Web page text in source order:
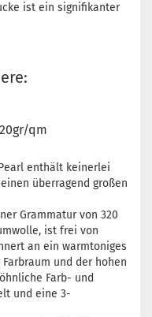
ist ein signifikanter
qm
enthält keinerlei
überragend großen
Grammatur von 320
ist frei von
an ein warmtoniges
und der hohen
Farb- und
und eine 3-